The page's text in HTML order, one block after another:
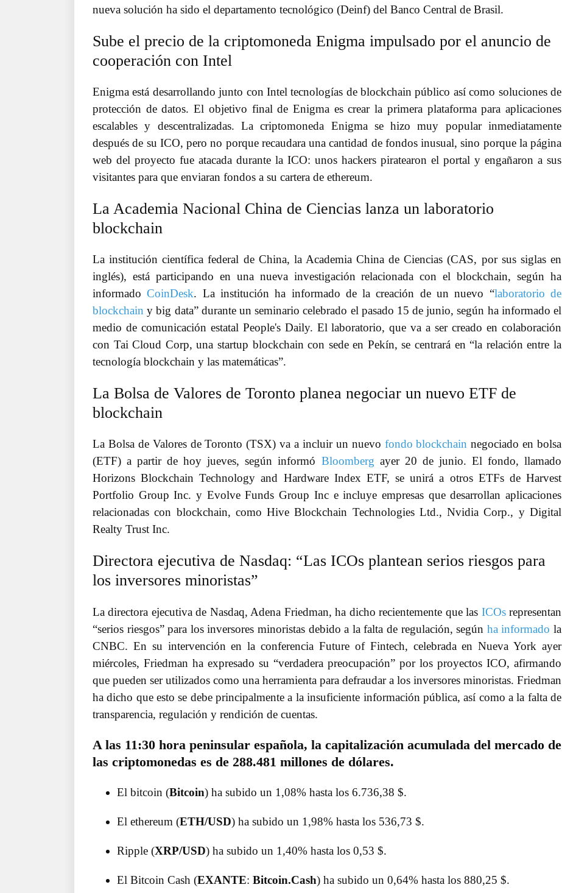
nueva solución ha sido el departamento tecnológico (Deinf) del Banco Central de Brasil.
Sube el precio de la criptomoneda Enigma impulsado por el anuncio de
cooperación con Intel
Enigma está desarrollando junto con Intel tecnologías de blockchain público así como soluciones de
protección de datos. El objetivo final de Enigma es crear la primera plataforma para aplicaciones
escalables y descentralizadas. La criptomoneda Enigma se hizo muy popular inmediatamente
después de su ICO, pero no porque recaudara una cantidad de fondos inusual, sino porque la página
web del proyecto fue atacada durante la ICO: unos hackers piratearon el portal y engañaron a sus
visitantes para que enviaran fondos a su cartera de ethereum.
La Academia Nacional China de Ciencias lanza un laboratorio
blockchain
La institución científica federal de China, la Academia China de Ciencias (CAS, por sus siglas en
inglés), está participando en una nueva investigación relacionada con el blockchain, según ha
informadoCoinDesk. La institución ha informado de la creación de un nuevo “laboratorio de
blockchain y big data” durante un seminario celebrado el pasado 15 de junio, según ha informado el
medio de comunicación estatal People's Daily. El laboratorio, que va a ser creado en colaboración
con Tai Cloud Corp, una startup blockchain con sede en Pekín, se centrará en “la relación entre la
tecnología blockchain y las matemáticas”.
La Bolsa de Valores de Toronto planea negociar un nuevo ETF de
blockchain
La Bolsa de Valores de Toronto (TSX) va a incluir un nuevo fondo blockchain negociado en bolsa
(ETF) a partir de hoy jueves, según informó Bloomberg ayer 20 de junio. El fondo, llamado
Horizons Blockchain Technology and Hardware Index ETF, se unirá a otros ETFs de Harvest
Portfolio Group Inc. y Evolve Funds Group Inc e incluye empresas que desarrollan aplicaciones
relacionadas con blockchain, como Hive Blockchain Technologies Ltd., Nvidia Corp., y Digital
Realty Trust Inc.
Directora ejecutiva de Nasdaq: “Las ICOs plantean serios riesgos para
los inversores minoristas”
La directora ejecutiva de Nasdaq, Adena Friedman, ha dicho recientemente que las ICOsrepresentan
“serios riesgos” para los inversores minoristas debido a la falta de regulación, según ha informado la
CNBC. En su intervención en la conferencia Future of Fintech, celebrada en Nueva York ayer
miércoles, Friedman ha expresado su “verdadera preocupación” por los proyectos ICO, afirmando
que pueden ser utilizados como una herramienta para defraudar a los inversores minoristas. Friedman
ha dicho que esto se debe principalmente a la insuficiente información pública, así como a la falta de
transparencia, regulación y rendición de cuentas.
A las 11:30 hora peninsular española, la capitalización acumulada del mercado de
las criptomonedas es de 288.481 millones de dólares.
El bitcoin (Bitcoin) ha subido un 1,08% hasta los 6.736,38 $.
El ethereum (ETH/USD) ha subido un 1,98% hasta los 536,73 $.
Ripple (XRP/USD) ha subido un 1,40% hasta los 0,53 $.
El Bitcoin Cash (EXANTE: Bitcoin.Cash) ha subido un 0,64% hasta los 880,25 $.